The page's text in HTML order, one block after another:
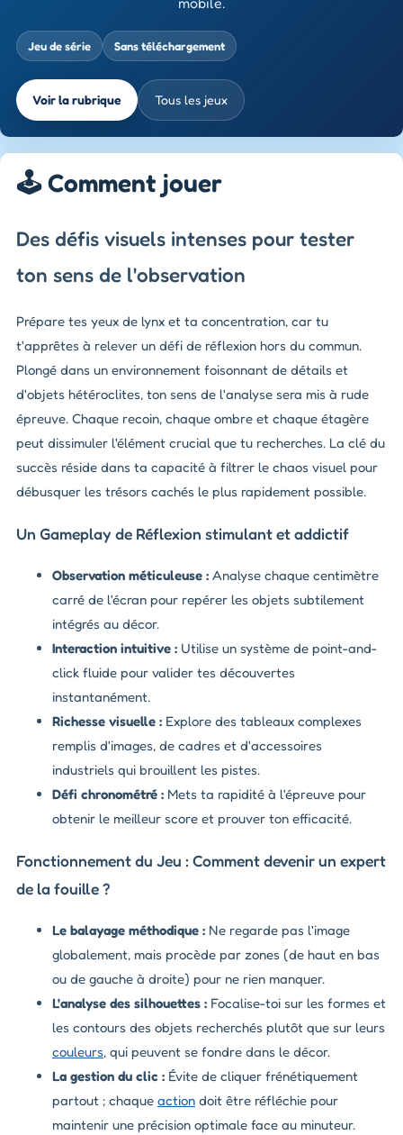
Jeu de série Sans téléchargement
Voir la rubrique Tous les jeux
🕹️ Comment jouer
Des défis visuels intenses pour tester
ton sens de l'observation
Prépare tes yeux de lynx et ta concentration, car tu
t'apprêtes à relever un défi de réflexion hors du commun.
Plongé dans un environnement foisonnant de détails et
d'objets hétéroclites, ton sens de l'analyse sera mis à rude
épreuve. Chaque recoin, chaque ombre et chaque étagère
peut dissimuler l'élément crucial que tu recherches. La clé du
succès réside dans ta capacité à filtrer le chaos visuel pour
débusquer les trésors cachés le plus rapidement possible.
Un Gameplay de Réflexion stimulant et addictif
Observation méticuleuse : Analyse chaque centimètre
carré de l'écran pour repérer les objets subtilement
intégrés au décor.
Interaction intuitive : Utilise un système de point-and-
click fluide pour valider tes découvertes
instantanément.
Richesse visuelle : Explore des tableaux complexes
remplis d'images, de cadres et d'accessoires
industriels qui brouillent les pistes.
Défi chronométré : Mets ta rapidité à l'épreuve pour
obtenir le meilleur score et prouver ton efficacité.
Fonctionnement du Jeu : Comment devenir un expert
de la fouille ?
Le balayage méthodique : Ne regarde pas l'image
globalement, mais procède par zones (de haut en bas
ou de gauche à droite) pour ne rien manquer.
L'analyse des silhouettes : Focalise-toi sur les formes et
les contours des objets recherchés plutôt que sur leurs
couleurs, qui peuvent se fondre dans le décor.
La gestion du clic : Évite de cliquer frénétiquement
partout ; chaque action doit être réfléchie pour
maintenir une précision optimale face au minuteur.